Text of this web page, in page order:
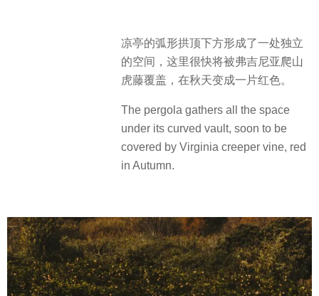
凉亭的弧形拱顶下方形成了一处独立
的空间，这里很快将被弗吉尼亚爬山
虎藤覆盖，在秋天变成一片红色。
The pergola gathers all the space
under its curved vault, soon to be
covered by Virginia creeper vine, red
in Autumn.